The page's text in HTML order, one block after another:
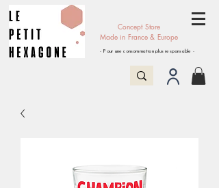
Concept Store
Made in France & Europe
- Pour une consommation plus responsable -